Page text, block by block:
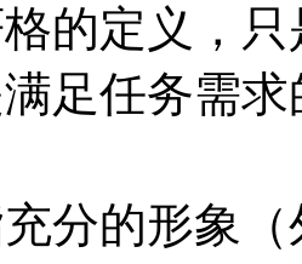
的定义，
足任务需
分的形象